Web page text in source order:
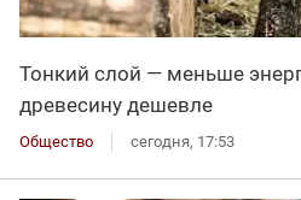
Тонкий слой — меньше
древесину дешевле
Общество сегодня, 17:53